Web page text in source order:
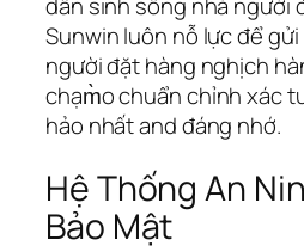
dân sinh sống nhà người
Sunwin luôn nỗ lực để
người đặt hàng nghịch
chạm̀o chuẩn chỉnh xác
hảo nhất and đáng nhớ.
Hệ Thống An
Bảo Mật